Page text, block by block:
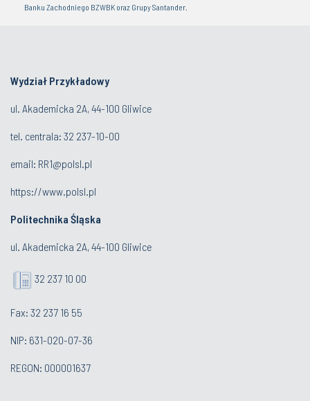
Banku Zachodniego BZWBK oraz Grupy Santander.
Wydział Przykładowy
ul. Akademicka 2A, 44-100 Gliwice
tel. centrala: 32 237-10-00
email: RR1@polsl.pl
https://www.polsl.pl
Politechnika Śląska
ul. Akademicka 2A, 44-100 Gliwice
32 237 10 00
Fax: 32 237 16 55
NIP: 631-020-07-36
REGON: 000001637